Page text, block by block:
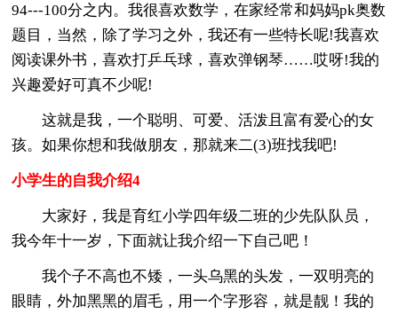
94---100分之内。我很喜欢数学，在家经常和妈妈pk奥数
题目，当然，除了学习之外，我还有一些特长呢!我喜欢
阅读课外书，喜欢打乒乓球，喜欢弹钢琴……哎呀!我的
兴趣爱好可真不少呢!
这就是我，一个聪明、可爱、活泼且富有爱心的女
孩。如果你想和我做朋友，那就来二(3)班找我吧!
小学生的自我介绍4
大家好，我是育红小学四年级二班的少先队队员，
我今年十一岁，下面就让我介绍一下自己吧！
我个子不高也不矮，一头乌黑的头发，一双明亮的
眼睛，外加黑黑的眉毛，用一个字形容，就是靓！我的